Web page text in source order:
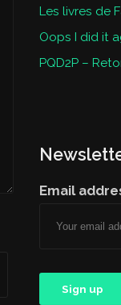
Les livres de
Oops I did it
PQD2P –
Email